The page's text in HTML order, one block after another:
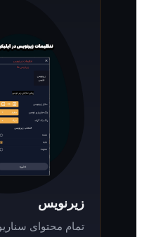
تمام محتوای سناریو دارای